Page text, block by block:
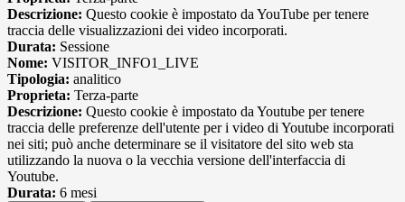
Descrizione: Questo cookie è impostato da YouTube per tenere
traccia delle visualizzazioni dei video incorporati.
Durata: Sessione
Nome: VISITOR_INFO1_LIVE
Tipologia: analitico
Proprieta: Terza-parte
Descrizione: Questo cookie è impostato da Youtube per tenere
traccia delle preferenze dell'utente per i video di Youtube incorporati
nei siti; può anche determinare se il visitatore del sito web sta
utilizzando la nuova o la vecchia versione dell'interfaccia di
Youtube.
Durata: 6 mesi